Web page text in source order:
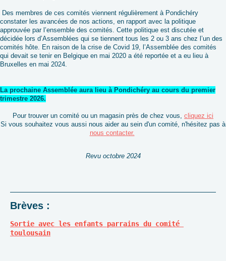
Des membres de ces comités viennent régulièrement à Pondichéry
constater les avancées de nos actions, en rapport avec la politique
approuvée par l’ensemble des comités. Cette politique est discutée et
décidée lors d’Assemblées qui se tiennent tous les 2 ou 3 ans chez l’un des
comités hôte. En raison de la crise de Covid 19, l’Assemblée des comités
qui devait se tenir en Belgique en mai 2020 a été reportée et a eu lieu à
Bruxelles en mai 2024.
La prochaine Assemblée aura lieu à Pondichéry au cours du premier
trimestre 2026.
Pour trouver un comité ou un magasin près de chez vous, cliquez ici
Si vous souhaitez vous aussi nous aider au sein d'un comité, n'hésitez pas à
nous contacter.
Revu octobre 2024
Brèves :
Sortie avec les enfants parrains du comité
toulousain